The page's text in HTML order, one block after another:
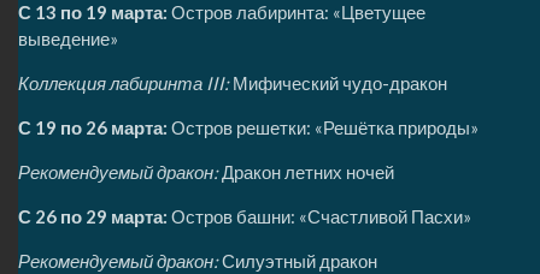
С 13 по 19 марта: Остров лабиринта: «Цветущее
выведение»
Коллекция лабиринта III:Мифический чудо-дракон
С 19 по 26 марта: Остров решетки: «Решётка природы»
Рекомендуемый дракон:Дракон летних ночей
С 26 по 29 марта: Остров башни: «Счастливой Пасхи»
Рекомендуемый дракон:Силуэтный дракон